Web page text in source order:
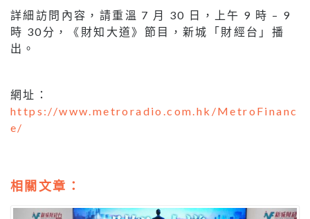
詳細訪問內容，請重溫 7 月 30 日，上午 9 時 – 9
時 30分，《財知大道》節目，新城「財經台」播
出。
網址：
https://www.metroradio.com.hk/MetroFinanc
e/
相關文章：